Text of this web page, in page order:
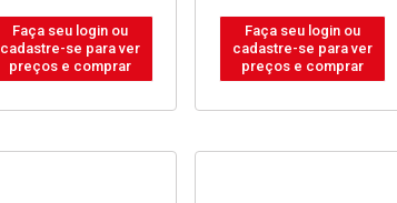
Faça seu login ou
cadastre-se para ver
preços e comprar
Faça seu login ou
cadastre-se para ver
preços e comprar